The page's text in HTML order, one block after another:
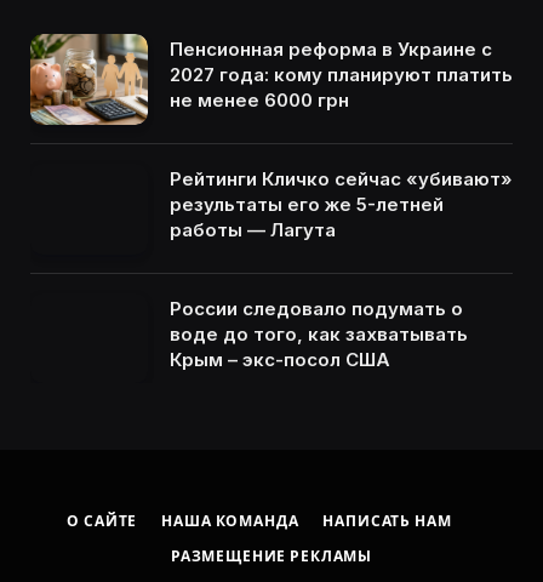
Пенсионная реформа в Украине с
2027 года: кому планируют платить
не менее 6000 грн
Рейтинги Кличко сейчас «убивают»
результаты его же 5-летней
работы — Лагута
России следовало подумать о
воде до того, как захватывать
Крым – экс-посол США
О САЙТЕ НАША КОМАНДА
НАПИСАТЬ НАМ
РАЗМЕЩЕНИЕ РЕКЛАМЫ